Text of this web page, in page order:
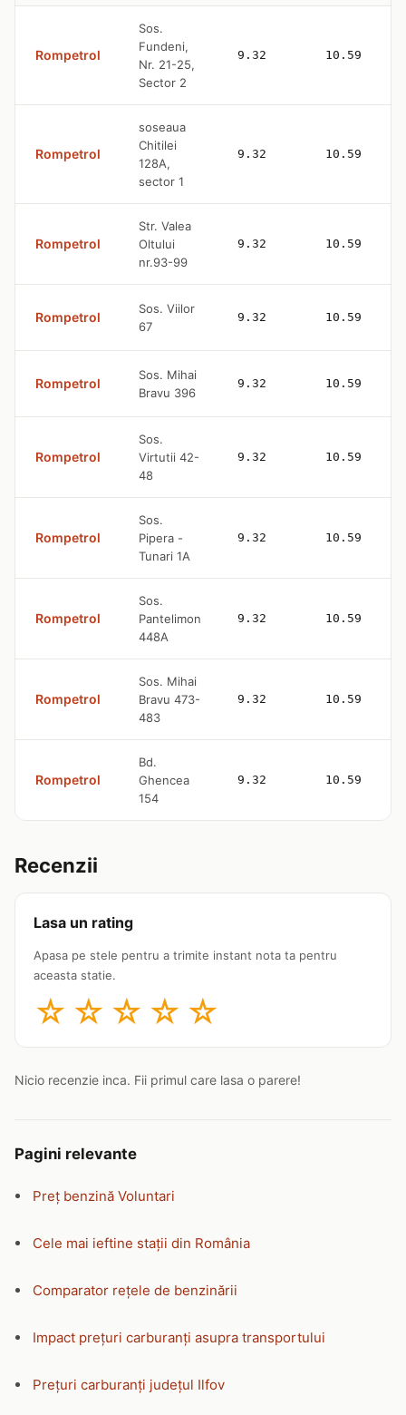
Rompetrol
Sos.
Fundeni,
Nr. 21-25,
Sector 2
9.32 10.59
Rompetrol
soseaua
Chitilei
128A,
sector 1
9.32 10.59
Rompetrol
Str. Valea
Oltului
nr.93-99
9.32 10.59
Rompetrol
Sos. Viilor
67
9.32 10.59
Rompetrol
Sos. Mihai
Bravu 396
9.32 10.59
Rompetrol
Sos.
Virtutii 42-
48
9.32 10.59
Rompetrol
Sos.
Pipera -
Tunari 1A
9.32 10.59
Rompetrol
Sos.
Pantelimon
448A
9.32 10.59
Rompetrol
Sos. Mihai
Bravu 473-
483
9.32 10.59
Rompetrol
Bd.
Ghencea
154
9.32 10.59
Recenzii
Lasa un rating
Apasa pe stele pentru a trimite instant nota ta pentru
aceasta statie.
☆ ☆ ☆ ☆ ☆
Nicio recenzie inca. Fii primul care lasa o parere!
Pagini relevante
Preț benzină Voluntari
Cele mai ieftine stații din România
Comparator rețele de benzinării
Impact prețuri carburanți asupra transportului
Prețuri carburanți județul Ilfov